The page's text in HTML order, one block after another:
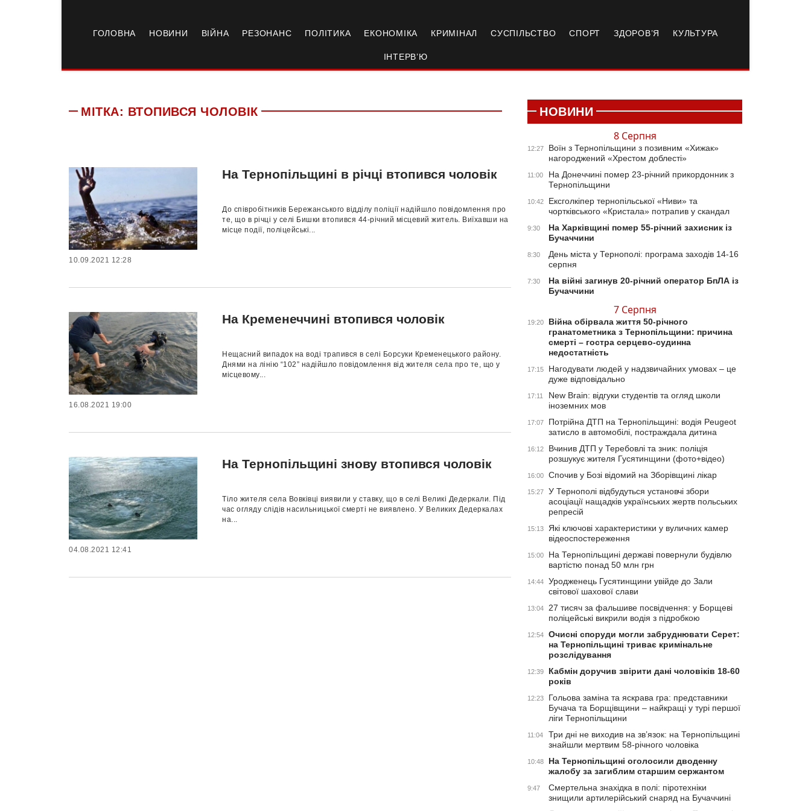
ГОЛОВНА НОВИНИ ВІЙНА РЕЗОНАНС ПОЛІТИКА ЕКОНОМІКА КРИМІНАЛ СУСПІЛЬСТВО СПОРТ ЗДОРОВ’Я КУЛЬТУРА
ІНТЕРВ’Ю
МІТКА: ВТОПИВСЯ ЧОЛОВІК
На Тернопільщині в річці втопився чоловік
До співробітників Бережанського відділу поліції надійшло повідомлення про
те, що в річці у селі Бишки втопився 44-річний місцевий житель. Виїхавши на
місце події, поліцейські...
10.09.2021 12:28
На Кременеччині втопився чоловік
Нещасний випадок на воді трапився в селі Борсуки Кременецького району.
Днями на лінію “102” надійшло повідомлення від жителя села про те, що у
місцевому...
16.08.2021 19:00
На Тернопільщині знову втопився чоловік
Тіло жителя села Вовківці виявили у ставку, що в селі Великі Дедеркали. Під
час огляду слідів насильницької смерті не виявлено. У Великих Дедеркалах
на...
04.08.2021 12:41
НОВИНИ
8 Серпня
12:27
Воїн з Тернопільщини з позивним «Хижак»
нагороджений «Хрестом доблесті»
11:00
На Донеччині помер 23-річний прикордонник з
Тернопільщини
10:42
Ексголкіпер тернопільської «Ниви» та
чортківського «Кристала» потрапив у скандал
9:30
На Харківщині помер 55-річний захисник із
Бучаччини
8:30
День міста у Тернополі: програма заходів 14-16
серпня
7:30
На війні загинув 20-річний оператор БпЛА із
Бучаччини
7 Серпня
19:20
Війна обірвала життя 50-річного
гранатометника з Тернопільщини: причина
смерті – гостра серцево-судинна
недостатність
17:15
Нагодувати людей у надзвичайних умовах – це
дуже відповідально
17:11
New Brain: відгуки студентів та огляд школи
іноземних мов
17:07
Потрійна ДТП на Тернопільщині: водія Peugeot
затисло в автомобілі, постраждала дитина
16:12
Вчинив ДТП у Теребовлі та зник: поліція
розшукує жителя Гусятинщини (фото+відео)
16:00 Спочив у Бозі відомий на Зборівщині лікар
15:27
У Тернополі відбудуться установчі збори
асоціації нащадків українських жертв польських
репресій
15:13
Які ключові характеристики у вуличних камер
відеоспостереження
15:00
На Тернопільщині державі повернули будівлю
вартістю понад 50 млн грн
14:44
Уродженець Гусятинщини увійде до Зали
світової шахової слави
13:04
27 тисяч за фальшиве посвідчення: у Борщеві
поліцейські викрили водія з підробкою
12:54
Очисні споруди могли забруднювати Серет:
на Тернопільщині триває кримінальне
розслідування
12:39
Кабмін доручив звірити дані чоловіків 18-60
років
12:23
Гольова заміна та яскрава гра: представники
Бучача та Борщівщини – найкращі у турі першої
ліги Тернопільщини
11:04
Три дні не виходив на зв’язок: на Тернопільщині
знайшли мертвим 58-річного чоловіка
10:48
На Тернопільщині оголосили дводенну
жалобу за загиблим старшим сержантом
9:47
Смертельна знахідка в полі: піротехніки
знищили артилерійський снаряд на Бучаччині